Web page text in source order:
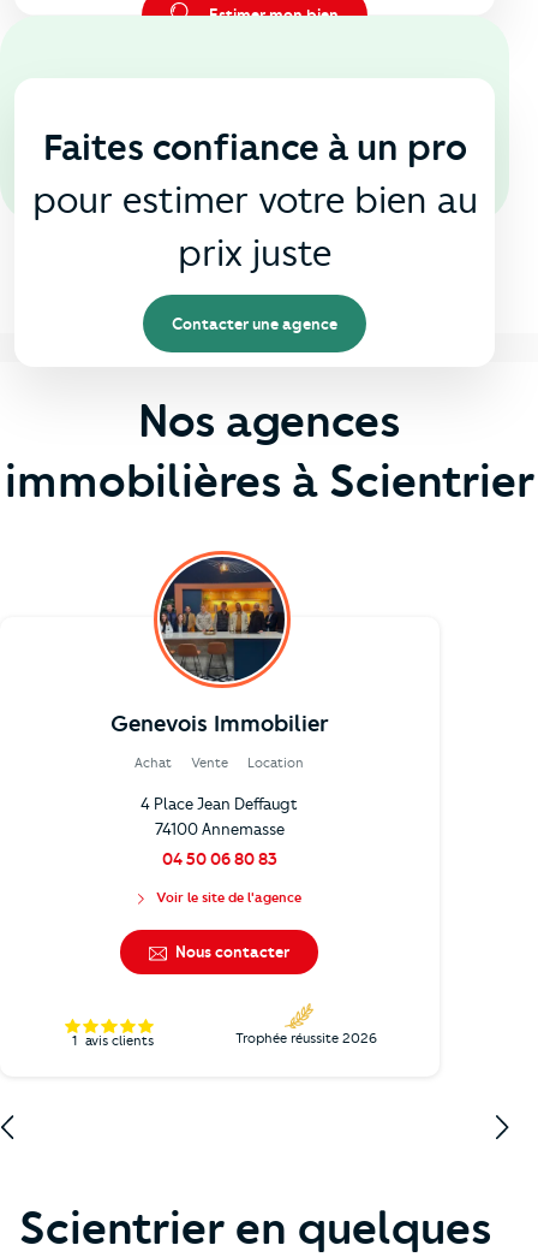
Estimer mon bien
En agence
Faites confiance à un pro
pour estimer votre bien au
prix juste
Contacter une agence
Nos agences
immobilières à Scientrier
Genevois Immobilier
Achat Vente Location
4 Place Jean Deffaugt
74100 Annemasse
04 50 06 80 83
Voir le site de l'agence
Nous contacter
1 avis clients Trophée réussite 2026
Scientrier en quelques